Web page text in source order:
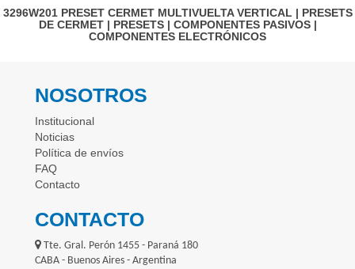
3296W201 PRESET CERMET MULTIVUELTA VERTICAL | PRESETS
DE CERMET| PRESETS| COMPONENTES PASIVOS|
COMPONENTES ELECTRÓNICOS
NOSOTROS
Institucional
Noticias
Política de envíos
FAQ
Contacto
CONTACTO
Tte. Gral. Perón 1455 - Paraná 180
CABA - Buenos Aires - Argentina